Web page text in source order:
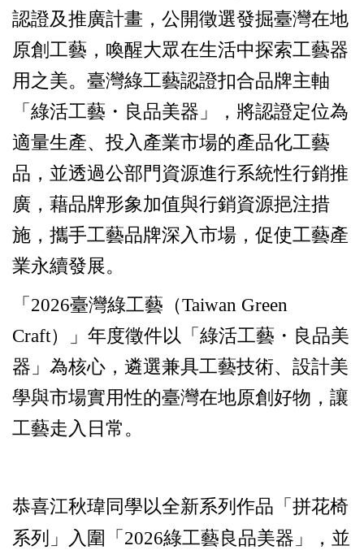
認證及推廣計畫，公開徵選發掘臺灣在地
原創工藝，喚醒大眾在生活中探索工藝器
用之美。臺灣綠工藝認證扣合品牌主軸
「綠活工藝・良品美器」，將認證定位為
適量生產、投入產業市場的產品化工藝
品，並透過公部門資源進行系統性行銷推
廣，藉品牌形象加值與行銷資源挹注措
施，攜手工藝品牌深入市場，促使工藝產
業永續發展。
「2026臺灣綠工藝（Taiwan Green
Craft）」年度徵件以「綠活工藝・良品美
器」為核心，遴選兼具工藝技術、設計美
學與市場實用性的臺灣在地原創好物，讓
工藝走入日常。
恭喜江秋瑋同學以全新系列作品「拼花椅
系列」入圍「2026綠工藝良品美器」，並